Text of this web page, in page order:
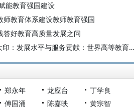
能教育强国建设
教育体系建设教师教育强国
好教育高质量发展之问
郭丛斌 邱世琛 王黎鑫 李大印：发展水平与服务贡献：世界高等教育发展指数指标体系研究
郑永年 龙应台
丁学良
傅国涌 陈嘉映
黄宗智